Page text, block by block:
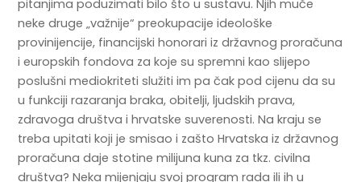
pitanjima poduzimati bilo što u sustavu. Njih muče
neke druge „važnije“ preokupacije ideološke
provinijencije, financijski honorari iz državnog proračuna
i europskih fondova za koje su spremni kao slijepo
poslušni mediokriteti služiti im pa čak pod cijenu da su
u funkciji razaranja braka, obitelji, ljudskih prava,
zdravoga društva i hrvatske suverenosti. Na kraju se
treba upitati koji je smisao i zašto Hrvatska iz državnog
proračuna daje stotine milijuna kuna za tkz. civilna
društva? Neka mijenjaju svoj program rada ili ih u